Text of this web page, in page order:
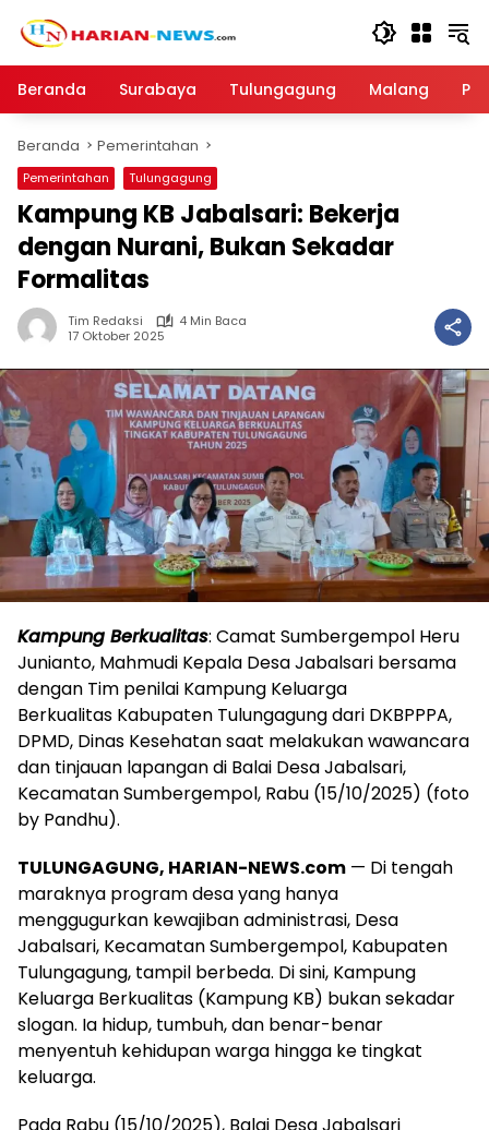
Beranda
Surabaya Tulungagung Malang
Beranda Pemerintahan
Pemerintahan Tulungagung
Kampung KB Jabalsari: Bekerja
dengan Nurani, Bukan Sekadar
Formalitas
Tim Redaksi
4 Min Baca
17 Oktober 2025
Kampung Berkualitas: Camat Sumbergempol Heru
Junianto, Mahmudi Kepala Desa Jabalsari bersama
dengan Tim penilai Kampung Keluarga
Berkualitas Kabupaten Tulungagung dari DKBPPPA,
DPMD, Dinas Kesehatan saat melakukan wawancara
dan tinjauan lapangan di Balai Desa Jabalsari,
Kecamatan Sumbergempol, Rabu (15/10/2025) (foto
by Pandhu).
TULUNGAGUNG, HARIAN-NEWS.com — Di tengah
maraknya program desa yang hanya
menggugurkan kewajiban administrasi, Desa
Jabalsari, Kecamatan Sumbergempol, Kabupaten
Tulungagung, tampil berbeda. Di sini, Kampung
Keluarga Berkualitas (Kampung KB) bukan sekadar
slogan. Ia hidup, tumbuh, dan benar-benar
menyentuh kehidupan warga hingga ke tingkat
keluarga.